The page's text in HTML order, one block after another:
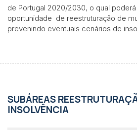
de Portugal 2020/2030, o qual
oportunidade de reestruturação de
prevenindo eventuais cenários de
SUBÁREAS
INSOLVÊNCIA